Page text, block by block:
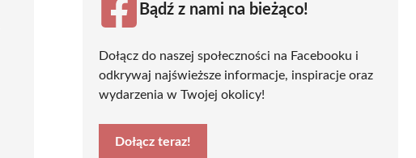
Bądź z nami na bieżąco!
Dołącz do naszej społeczności na Facebooku i
odkrywaj najświeższe informacje, inspiracje oraz
wydarzenia w Twojej okolicy!
Dołącz teraz!